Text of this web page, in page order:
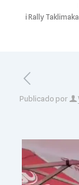
i Rally
Publicado por